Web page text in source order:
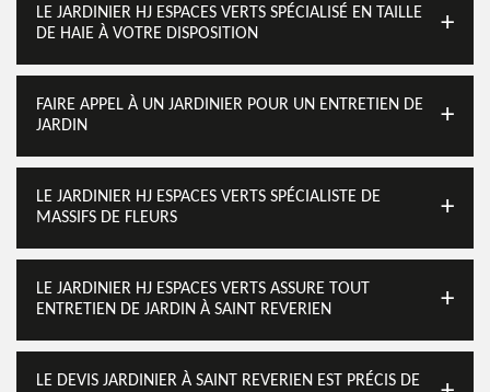
LE JARDINIER HJ ESPACES VERTS SPÉCIALISÉ EN TAILLE
DE HAIE À VOTRE DISPOSITION
FAIRE APPEL À UN JARDINIER POUR UN ENTRETIEN DE
JARDIN
LE JARDINIER HJ ESPACES VERTS SPÉCIALISTE DE
MASSIFS DE FLEURS
LE JARDINIER HJ ESPACES VERTS ASSURE TOUT
ENTRETIEN DE JARDIN À SAINT REVERIEN
LE DEVIS JARDINIER À SAINT REVERIEN EST PRÉCIS DE